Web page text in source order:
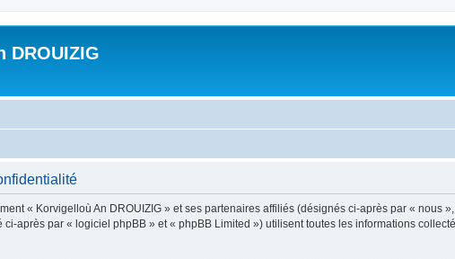
DROUIZIG
« Korvigelloù An DROUIZIG » et ses partenaires affiliés (désignés ci-après par « nous
après par « logiciel phpBB » et « phpBB Limited ») utilisent toutes les informations